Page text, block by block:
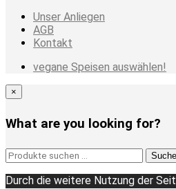
Unser Anliegen
AGB
Kontakt
vegane Speisen auswählen!
×
What are you looking for?
Suchen
nach:
Durch die weitere Nutzung der